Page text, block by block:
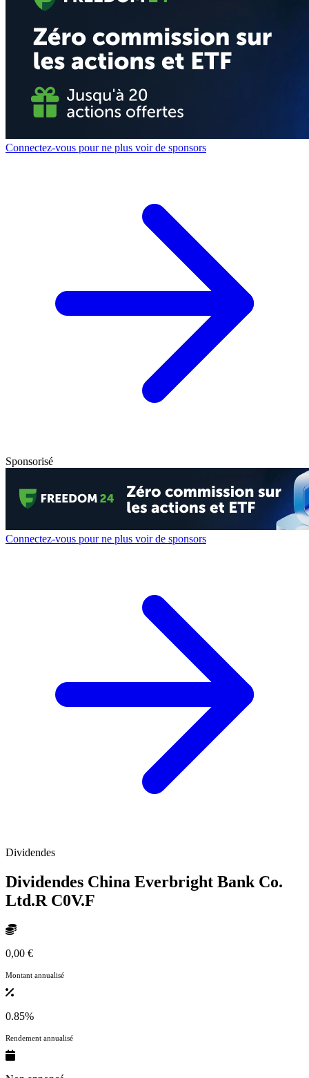
Connectez-vous pour ne plus voir de sponsors
Sponsorisé
Connectez-vous pour ne plus voir de sponsors
Dividendes
Dividendes China Everbright Bank Co.
Ltd.R C0V.F
0,00 €
Montant annualisé
0.85%
Rendement annualisé